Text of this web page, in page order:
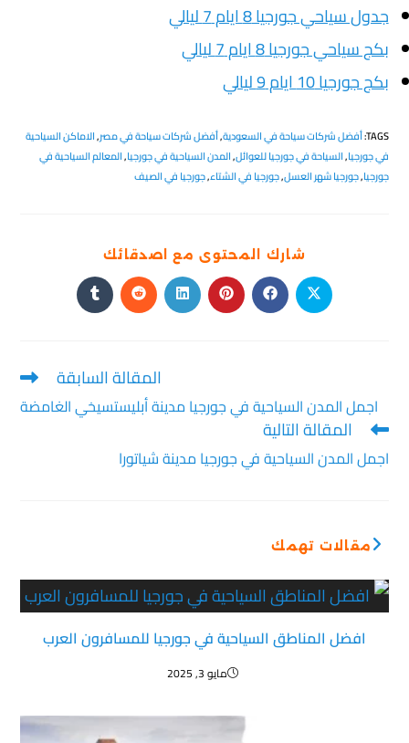
جدول سياحي جورجيا 8 ايام 7 ليالي
بكج سياحي جورجيا 8 ايام 7 ليالي
بكج جورجيا 10 ايام 9 ليالي
TAGS
:أفضل شركات سياحة في السعودية,أفضل شركات سياحة في مصر,الاماكن السياحية
في جورجيا,السياحة في جورجيا للعوائل,المدن السياحية في جورجيا,المعالم السياحية في
جورجيا,جورجيا شهر العسل,جورجيا في الشتاء,جورجيا في الصيف
شارك المحتوى مع اصدقائك
المقالة السابقة
اجمل المدن السياحية في جورجيا مدينة أبليستسيخي الغامضة
المقالة التالية
اجمل المدن السياحية في جورجيا مدينة شياتورا
مقالات تهمك
افضل المناطق السياحية في جورجيا للمسافرون العرب
مايو 3, 2025